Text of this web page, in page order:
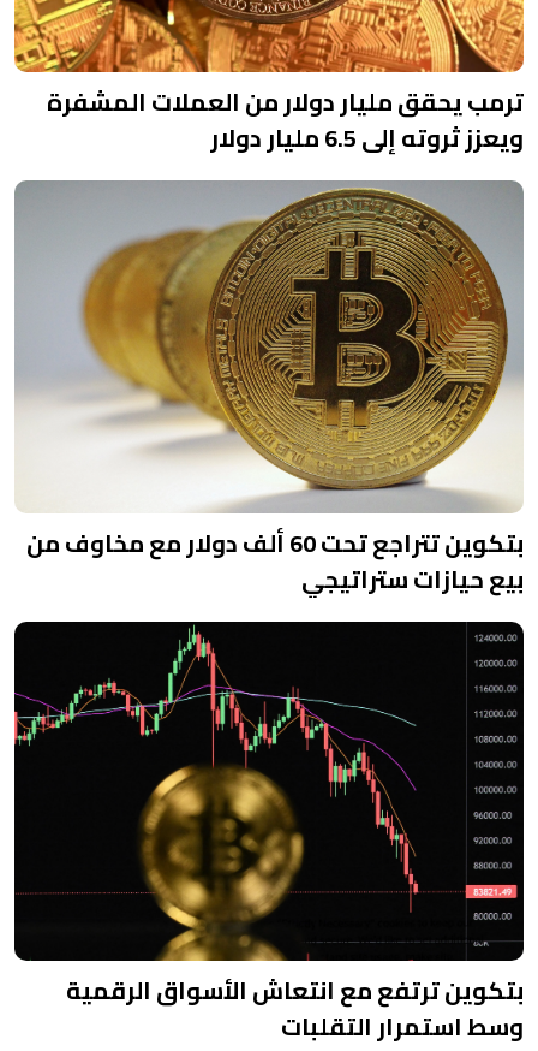
ترمب يحقق مليار دولار من العملات المشفرة
ويعزز ثروته إلى 6.5 مليار دولار
بتكوين تتراجع تحت 60 ألف دولار مع مخاوف من
بيع حيازات ستراتيجي
بتكوين ترتفع مع انتعاش الأسواق الرقمية
وسط استمرار التقلبات